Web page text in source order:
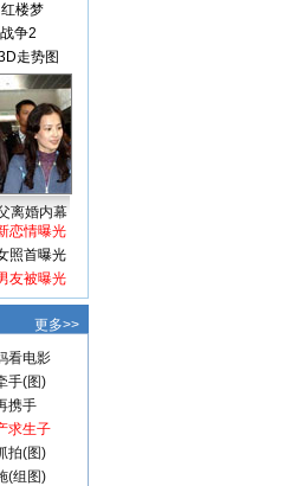
红楼梦
争2
走势图
离婚内幕
恋情曝光
照首曝光
友被曝光
更多>>
看电影
手(图)
携手
求生子
拍(图)
(组图)